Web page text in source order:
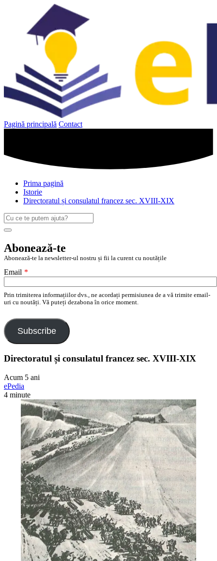
Pagină principală Contact
Prima pagină
Istorie
Directoratul și consulatul francez sec. XVIII-XIX
Caută
după:
Search
Abonează-te
Abonează-te la newsletter-ul nostru și fii la curent cu noutățile
Email *
Prin trimiterea informațiilor dvs., ne acordați permisiunea de a vă trimite email-
uri cu noutăți. Vă puteți dezabona în orice moment.
Subscribe
Directoratul și consulatul francez sec. XVIII-XIX
Acum 5 ani
ePedia
4 minute